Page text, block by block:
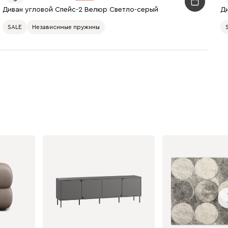
Диван угловой Спейс-2 Велюр Светло-серый
SALE Независимые пружины